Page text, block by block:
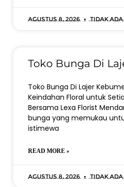
Agustus 8, 2026 Tidak
Toko Bunga Di
Toko Bunga Di Lajer
Keindahan Floral untuk
Bersama Lexa Florist
bunga yang memukau
istimewa
READ MORE »
Agustus 8, 2026 Tidak